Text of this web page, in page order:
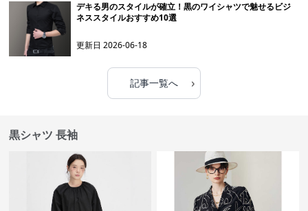
デキる男のスタイルが確立！黒のワイシャツで魅せるビジ
ネススタイルおすすめ10選
更新日2026-06-18
記事一覧へ ›
黒シャツ 長袖